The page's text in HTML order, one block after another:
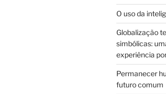
O uso da
Globalização
simbólicas:
experiência
Permanecer
futuro comum